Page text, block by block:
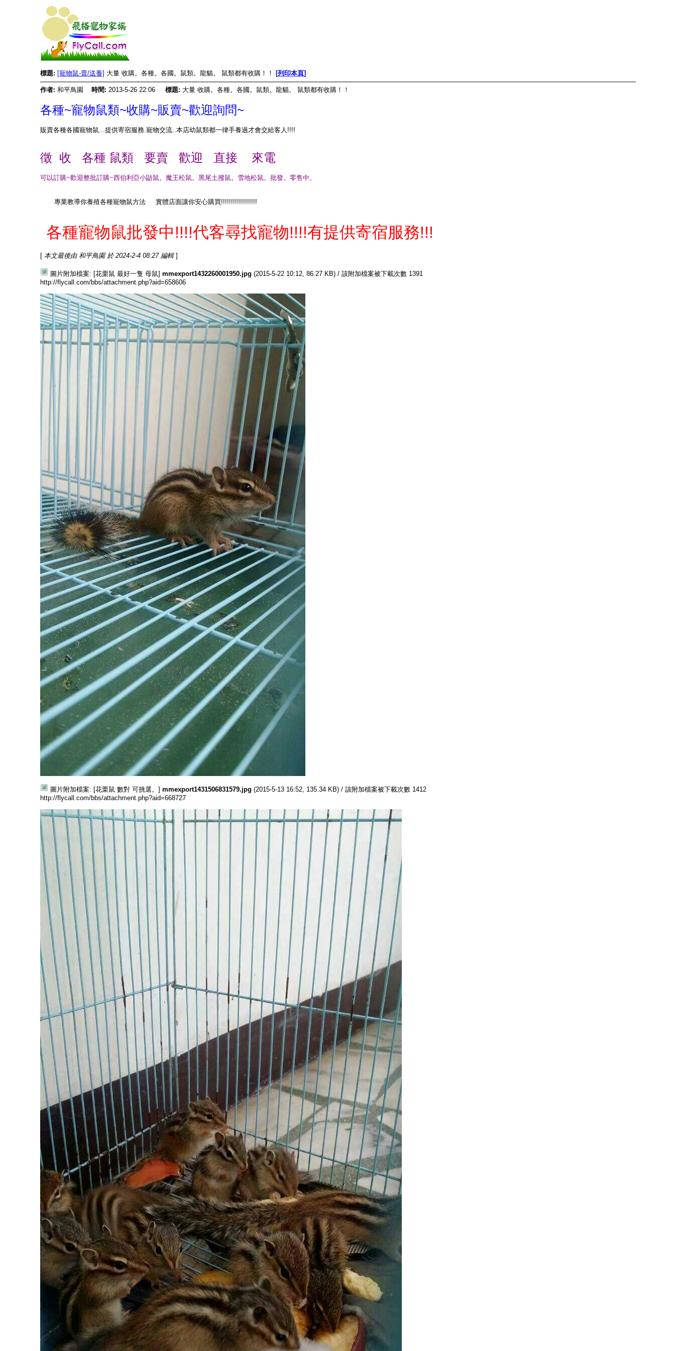
標題: [寵物鼠-賣/送養] 大量 收購。各種。各國。鼠類。龍貓。 鼠類都有收購！！ [列印本頁]
作者: 和平鳥園 時間: 2013-5-26 22:06 標題: 大量 收購。各種。各國。鼠類。龍貓。 鼠類都有收購！！
各種~寵物鼠類~收購~販賣~歡迎詢問~
販賣各種各國寵物鼠...提供寄宿服務.寵物交流..本店幼鼠類都一律手養過才會交給客人!!!!
徵 收 各種 鼠類 要賣 歡迎 直接 來電
可以訂購~歡迎整批訂購~西伯利亞小鼯鼠。魔王松鼠。黑尾土撥鼠。雪地松鼠。批發。零售中。
專業教導你養殖各種寵物鼠方法 實體店面讓你安心購買!!!!!!!!!!!!!!!!!!
各種寵物鼠批發中!!!!代客尋找寵物!!!!有提供寄宿服務!!!
[ 本文最後由 和平鳥園 於 2024-2-4 08:27 編輯 ]
圖片附加檔案: [花栗鼠 最好一隻 母鼠] mmexport1432260001950.jpg (2015-5-22 10:12, 86.27 KB) / 該附加檔案被下載次數 1391
http://flycall.com/bbs/attachment.php?aid=658606
圖片附加檔案: [花栗鼠 數對 可挑選。] mmexport1431506831579.jpg (2015-5-13 16:52, 135.34 KB) / 該附加檔案被下載次數 1412
http://flycall.com/bbs/attachment.php?aid=668727